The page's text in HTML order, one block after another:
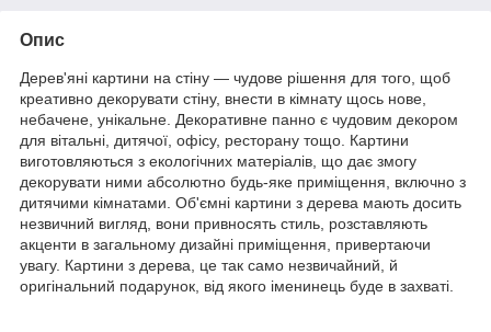
Опис
Дерев'яні картини на стіну — чудове рішення для того, щоб
креативно декорувати стіну, внести в кімнату щось нове,
небачене, унікальне. Декоративне панно є чудовим декором
для вітальні, дитячої, офісу, ресторану тощо. Картини
виготовляються з екологічних матеріалів, що дає змогу
декорувати ними абсолютно будь-яке приміщення, включно з
дитячими кімнатами. Об'ємні картини з дерева мають досить
незвичний вигляд, вони привносять стиль, розставляють
акценти в загальному дизайні приміщення, привертаючи
увагу. Картини з дерева, це так само незвичайний, й
оригінальний подарунок, від якого іменинець буде в захваті.